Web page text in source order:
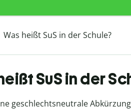
Was heißt SuS in der Schule?
SuS in der
geschlechtsneutrale